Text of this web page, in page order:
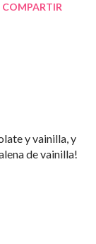
COMPARTIR
y vainilla, y
de vainilla!